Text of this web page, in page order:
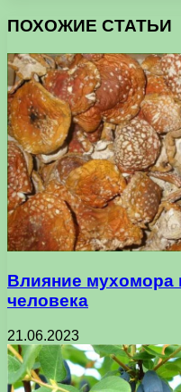
ПОХОЖИЕ СТАТЬИ
Влияние мухомора
человека
21.06.2023